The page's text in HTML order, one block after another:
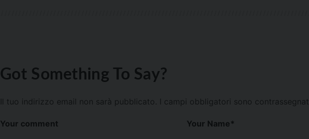
Got Something To Say?
Il tuo indirizzo email non sarà pubblicato. I campi obbligatori sono contrassegnati
Your comment Your Name*